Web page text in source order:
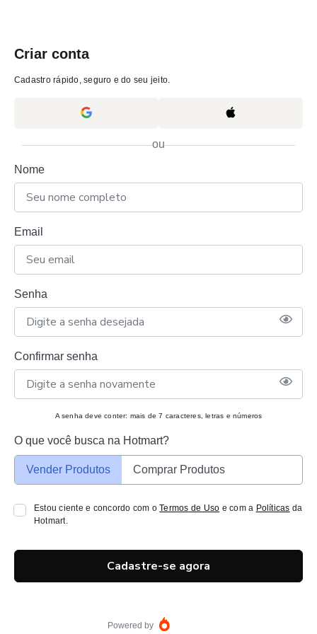
Criar conta
Cadastro rápido, seguro e do seu jeito.
ou
Nome
Email
Senha
Confirmar senha
A senha deve conter: mais de 7 caracteres, letras e números
O que você busca na Hotmart?
Vender Produtos Comprar Produtos
Estou ciente e concordo com oTermos de Uso e com a Políticas da
Hotmart.
Cadastre-se agora
Powered by